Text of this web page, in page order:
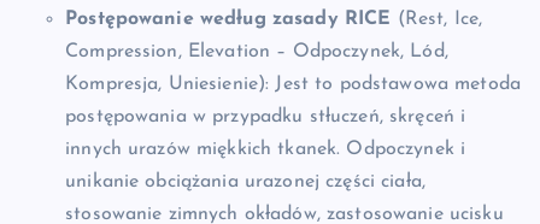
Postępowanie według zasady RICE (Rest, Ice,
Compression, Elevation – Odpoczynek, Lód,
Kompresja, Uniesienie): Jest to podstawowa metoda
postępowania w przypadku stłuczeń, skręceń i
innych urazów miękkich tkanek. Odpoczynek i
unikanie obciążania urazonej części ciała,
stosowanie zimnych okładów, zastosowanie ucisku